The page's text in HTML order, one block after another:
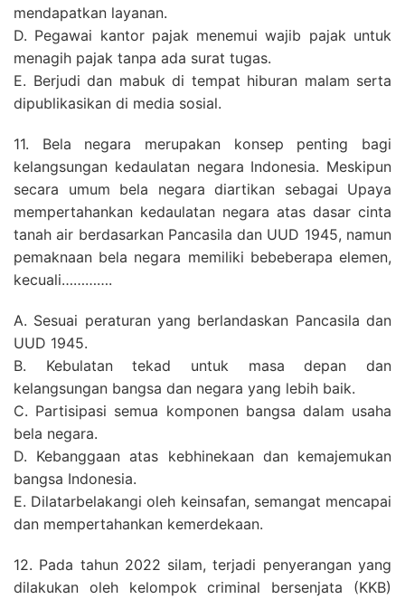
mendapatkan layanan.
D. Pegawai kantor pajak menemui wajib pajak untuk
menagih pajak tanpa ada surat tugas.
E. Berjudi dan mabuk di tempat hiburan malam serta
dipublikasikan di media sosial.
11. Bela negara merupakan konsep penting bagi
kelangsungan kedaulatan negara Indonesia. Meskipun
secara umum bela negara diartikan sebagai Upaya
mempertahankan kedaulatan negara atas dasar cinta
tanah air berdasarkan Pancasila dan UUD 1945, namun
pemaknaan bela negara memiliki bebeberapa elemen,
kecuali………….
A. Sesuai peraturan yang berlandaskan Pancasila dan
UUD 1945.
B. Kebulatan tekad untuk masa depan dan
kelangsungan bangsa dan negara yang lebih baik.
C. Partisipasi semua komponen bangsa dalam usaha
bela negara.
D. Kebanggaan atas kebhinekaan dan kemajemukan
bangsa Indonesia.
E. Dilatarbelakangi oleh keinsafan, semangat mencapai
dan mempertahankan kemerdekaan.
12. Pada tahun 2022 silam, terjadi penyerangan yang
dilakukan oleh kelompok criminal bersenjata (KKB)